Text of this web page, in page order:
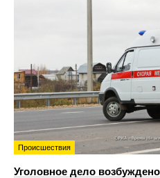
Происшествия
Уголовное дело